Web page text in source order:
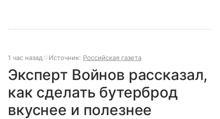
1 час назад Источник: Российская газета
Эксперт Войнов рассказал,
как сделать бутерброд
вкуснее и полезнее